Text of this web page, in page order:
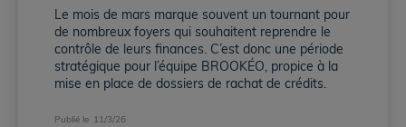
Le mois de mars marque souvent un tournant pour
de nombreux foyers qui souhaitent reprendre le
contrôle de leurs finances. C’est donc une période
stratégique pour l’équipe BROOKÉO, propice à la
mise en place de dossiers de rachat de crédits.
Publié le 11/3/26